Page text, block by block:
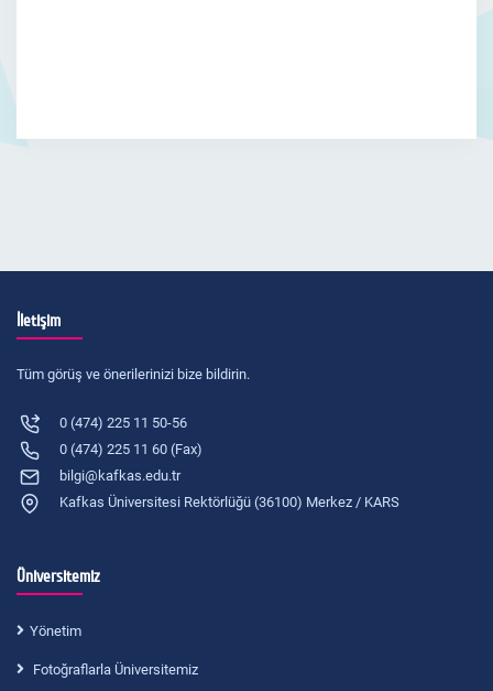
İletişim
Tüm görüş ve önerilerinizi bize bildirin.
0 (474) 225 11 50-56
0 (474) 225 11 60 (Fax)
bilgi@kafkas.edu.tr
Kafkas Üniversitesi Rektörlüğü (36100) Merkez / KARS
Üniversitemiz
Yönetim
Fotoğraflarla Üniversitemiz